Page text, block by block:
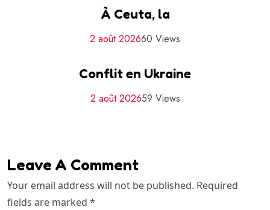
À Ceuta, la
2 août 202660 Views
Conflit en Ukraine
2 août 202659 Views
Leave A Comment
Your email address will not be published. Required
fields are marked *